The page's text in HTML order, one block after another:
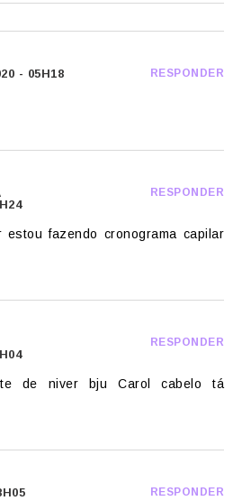
- 05H18 RESPONDER
RESPONDER
fazendo cronograma capilar
RESPONDER
de niver bju Carol cabelo tá
RESPONDER